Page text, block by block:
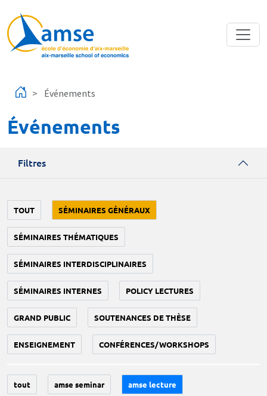
Événements
Événements
Filtres
TOUT SÉMINAIRES GÉNÉRAUX
SÉMINAIRES THÉMATIQUES
SÉMINAIRES INTERDISCIPLINAIRES
SÉMINAIRES INTERNES POLICY LECTURES
GRAND PUBLIC SOUTENANCES DE THÈSE
ENSEIGNEMENT CONFÉRENCES/WORKSHOPS
tout amse seminar amse lecture